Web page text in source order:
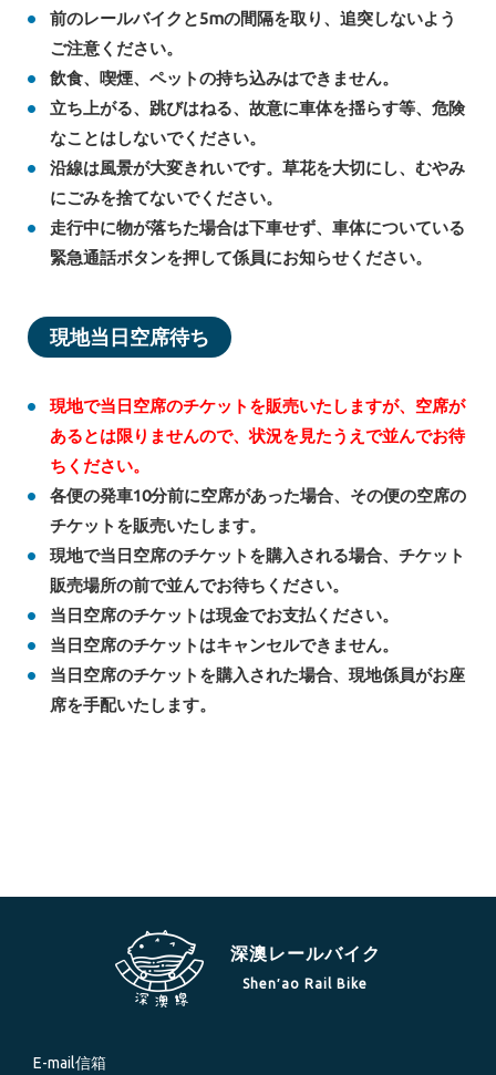
前のレールバイクと5mの間隔を取り、追突しないよう
ご注意ください。
飲食、喫煙、ペットの持ち込みはできません。
立ち上がる、跳びはねる、故意に車体を揺らす等、危険
なことはしないでください。
沿線は風景が大変きれいです。草花を大切にし、むやみ
にごみを捨てないでください。
走行中に物が落ちた場合は下車せず、車体についている
緊急通話ボタンを押して係員にお知らせください。
現地当日空席待ち
現地で当日空席のチケットを販売いたしますが、空席が
あるとは限りませんので、状況を見たうえで並んでお待
ちください。
各便の発車10分前に空席があった場合、その便の空席の
チケットを販売いたします。
現地で当日空席のチケットを購入される場合、チケット
販売場所の前で並んでお待ちください。
当日空席のチケットは現金でお支払ください。
当日空席のチケットはキャンセルできません。
当日空席のチケットを購入された場合、現地係員がお座
席を手配いたします。
深澳レールバイク
Shen′ao Rail Bike
E-mail信箱